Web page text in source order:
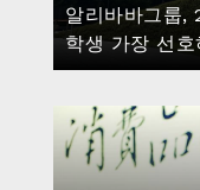
알리바바그룹,
학생 가장 선